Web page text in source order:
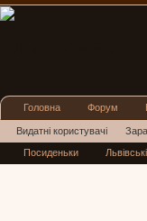
Головна Форум
Видатні користувачі
Нові повідомлення профілю
Посиденьки